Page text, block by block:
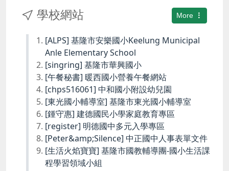
More
學校網站
[ALPS] 基隆市安樂國小Keelung Municipal
Anle Elementary School
[singring] 基隆市華興國小
[午餐秘書] 暖西國小營養午餐網站
[chps516061] 中和國小附設幼兒園
[東光國小輔導室] 基隆市東光國小輔導室
[鍾守惠] 建德國民小學家庭教育專區
[register] 明德國中多元入學專區
[Peter&amp;Silence] 中正國中人事表單文件
[生活火焰寶寶] 基隆市國教輔導團-國小生活課
程學習領域小組